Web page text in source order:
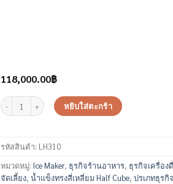
118,000.00฿
จำนวน เครื่องทำน้ำแข็งสี่เหลี่ยมแบบาง รุ่น LH310 ชิ้น
หยิบใส่ตะกร้า
รหัสสินค้า: LH310
หมวดหมู่:Ice Maker, ธุรกิจร้านอาหาร, ธุรกิจเครื่อง
จัดเลี้ยง,น้ำแข็งทรงสี่เหลี่ยม Half Cube,ปรเภทธุรกิจ